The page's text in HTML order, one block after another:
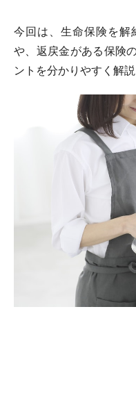
今回は、生命保険を解
や、返戻金がある保険
ントを分かりやすく解説